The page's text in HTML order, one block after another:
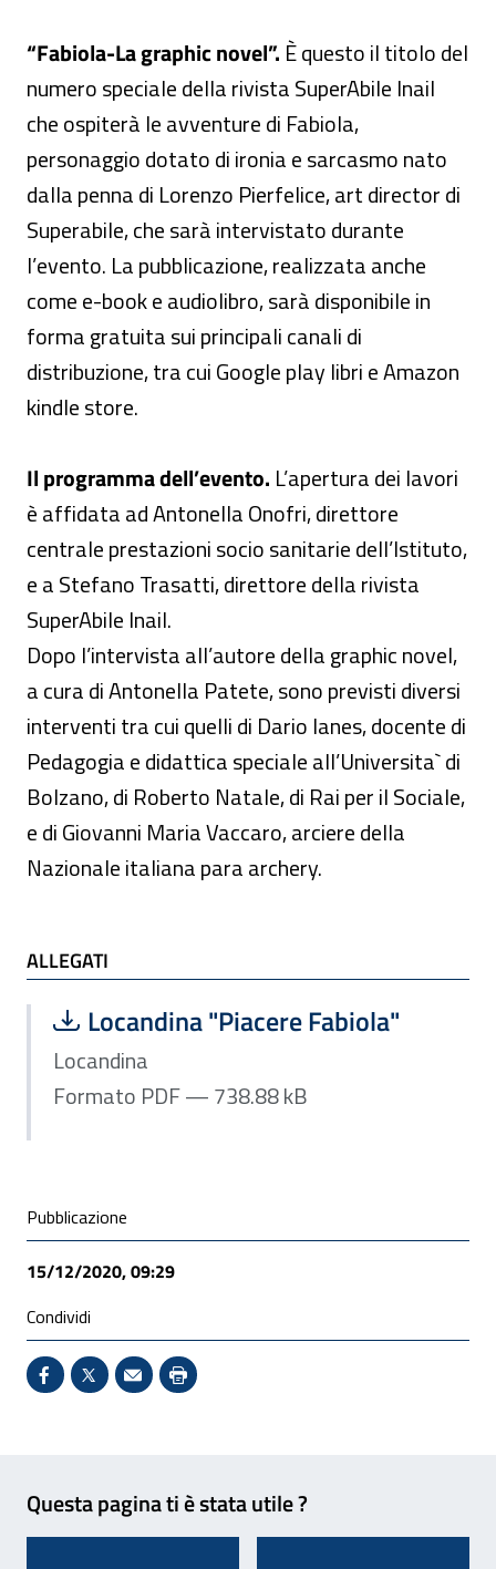
“Fabiola-La graphic novel”. È questo il titolo del
numero speciale della rivista SuperAbile Inail
che ospiterà le avventure di Fabiola,
personaggio dotato di ironia e sarcasmo nato
dalla penna di Lorenzo Pierfelice, art director di
Superabile, che sarà intervistato durante
l’evento. La pubblicazione, realizzata anche
come e-book e audiolibro, sarà disponibile in
forma gratuita sui principali canali di
distribuzione, tra cui Google play libri e Amazon
kindle store.
Il programma dell’evento. L’apertura dei lavori
è affidata ad Antonella Onofri, direttore
centrale prestazioni socio sanitarie dell’Istituto,
e a Stefano Trasatti, direttore della rivista
SuperAbile Inail.
Dopo l’intervista all’autore della graphic novel,
a cura di Antonella Patete, sono previsti diversi
interventi tra cui quelli di Dario Ianes, docente di
Pedagogia e didattica speciale all’Universita` di
Bolzano, di Roberto Natale, di Rai per il Sociale,
e di Giovanni Maria Vaccaro, arciere della
Nazionale italiana para archery.
ALLEGATI
ALLEGATI
Scarica file:
Locandina "Piacere Fabiola"
Formato PDF — Dimensione 738.88 kB
Locandina
Formato PDF — 738.88 kB
Condivisione social
Pubblicazione
15/12/2020, 09:29
Condividi
Condividi su Facebook - Sito esterno - Apertura in
X - Sito esterno - Apertura in nuova finestra
Invio Mail: apre il programma di posta
Stampa pagina: scelta meno
Questa pagina ti è stata utile ?